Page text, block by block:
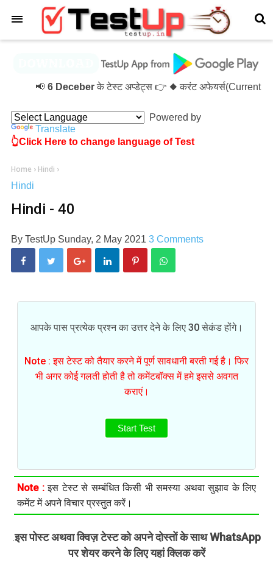
6 Deceberके टेस्ट अप्डेट्स 👉 ◆ करंट अफेयर्स(Current
Powered by
Translate
👆Click Here to change language of Test
Home › Hindi ›
Hindi
Hindi - 40
By TestUp Sunday, 2 May 2021 3 Comments
आपके पास प्रत्येक प्रश्न का उत्तर देने के लिए 30 सेकंड होंगे।
Note : इस टेस्ट को तैयार करने में पूर्ण सावधानी बरती गई है। फिर
भी अगर कोई गलती होती है तो कमेंटबॉक्स में हमे इससे अवगत
कराएं।
Start Test
Note :इस टेस्ट से सम्बंधित किसी भी समस्या अथवा सुझाव के लिए
कमेंट में अपने विचार प्रस्तुत करें।
.इस पोस्ट अथवा क्विज़ टेस्ट को अपने दोस्तों के साथ WhatsApp
पर शेयर करने के लिए यहां क्लिक करें